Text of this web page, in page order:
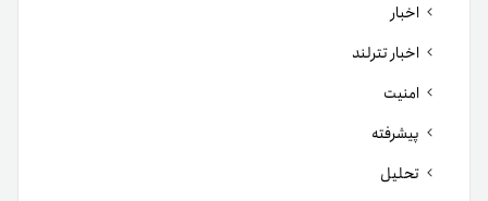
اخبار
اخبار تترلند
امنیت
پیشرفته
تحلیل